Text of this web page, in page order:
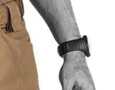
et
au tir, à
l'armée
camping
plein air.